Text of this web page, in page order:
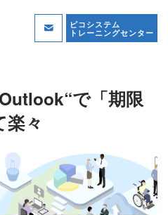
ピコシステム
トレーニングセンター
で「期限
々